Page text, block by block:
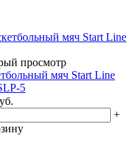
просмотр
мяч Start Line
5
+